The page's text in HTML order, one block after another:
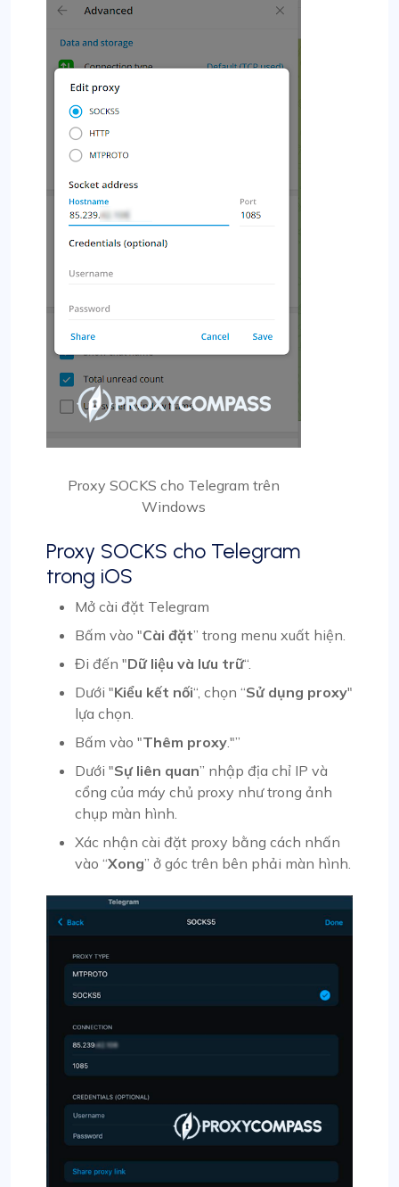
Proxy SOCKS cho Telegram trên
Windows
Proxy SOCKS cho Telegram
trong iOS
Mở cài đặt Telegram
Bấm vào "Cài đặt” trong menu xuất hiện.
Đi đến "Dữ liệu và lưu trữ“.
Dưới "Kiểu kết nối“, chọn “Sử dụng proxy"
lựa chọn.
Bấm vào "Thêm proxy."”
Dưới "Sự liên quan” nhập địa chỉ IP và
cổng của máy chủ proxy như trong ảnh
chụp màn hình.
Xác nhận cài đặt proxy bằng cách nhấn
vào “Xong” ở góc trên bên phải màn hình.